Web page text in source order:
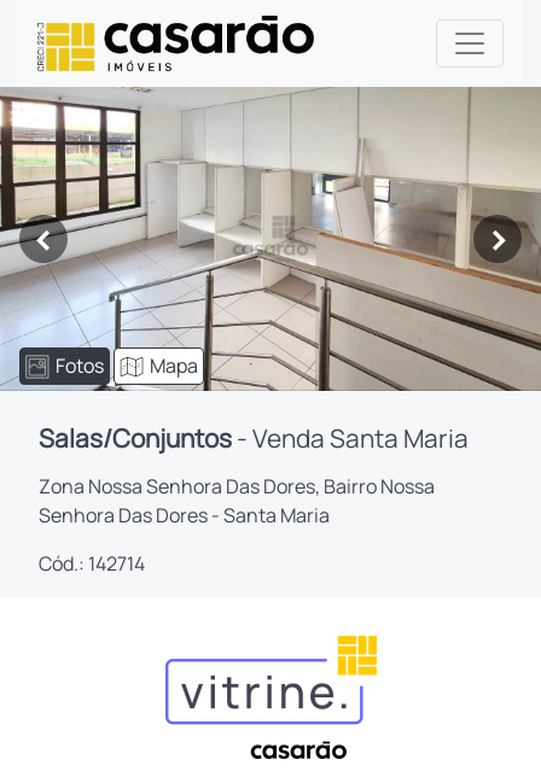
< >
Fotos Mapa
Salas/Conjuntos- Venda Santa Maria
Zona Nossa Senhora Das Dores, Bairro Nossa
Senhora Das Dores - Santa Maria
Cód.: 142714